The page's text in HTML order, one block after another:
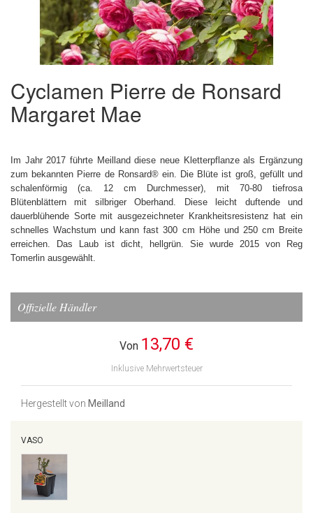
Cyclamen Pierre de Ronsard
Margaret Mae
Im Jahr 2017 führte Meilland diese neue Kletterpflanze als Ergänzung
zum bekannten Pierre de Ronsard® ein. Die Blüte ist groß, gefüllt und
schalenförmig (ca. 12 cm Durchmesser), mit 70-80 tiefrosa
Blütenblättern mit silbriger Oberhand. Diese leicht duftende und
dauerblühende Sorte mit ausgezeichneter Krankheitsresistenz hat ein
schnelles Wachstum und kann fast 300 cm Höhe und 250 cm Breite
erreichen. Das Laub ist dicht, hellgrün. Sie wurde 2015 von Reg
Tomerlin ausgewählt.
Offizielle Händler
Von 13,70 €
Inklusive Mehrwertsteuer
Hergestellt von Meilland
VASO